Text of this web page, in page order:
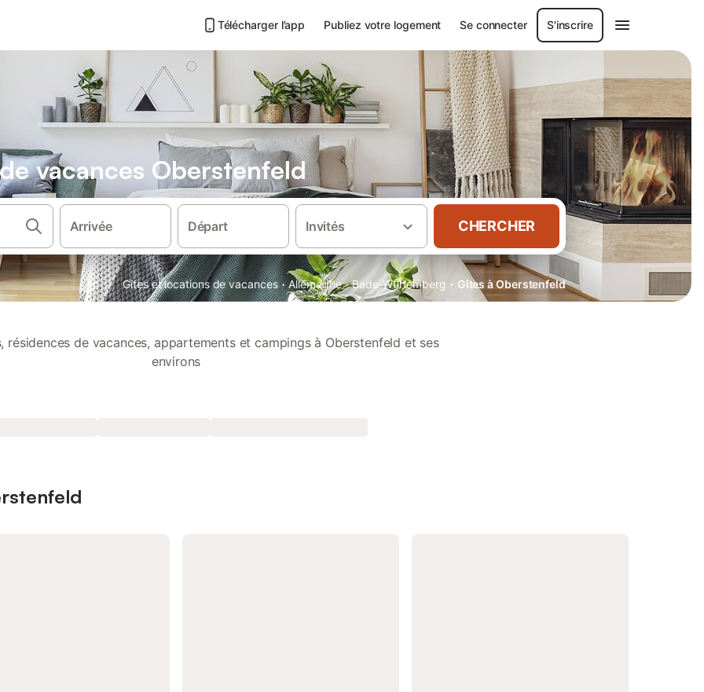
Télécharger l’app Publiez votre logement Se connecter S'inscrire
vacances Oberstenfeld
Arrivée Départ Invités CHERCHER
Gîtes et locations de vacances · Allemagne · Bade-Wurtemberg · Gîtes à Oberstenfeld
résidences de vacances, appartements et campings à Oberstenfeld et ses
environs